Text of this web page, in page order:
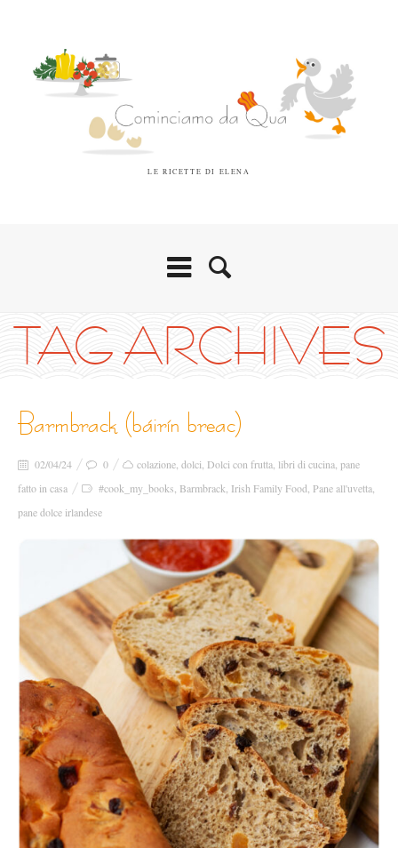
LE RICETTE DI ELENA
TAG ARCHIVES
barmbrack (báirín breac)
02/04/24 0 colazione dolci Dolci con frutta libri di cucina pane
fatto in casa
#cook_my_books Barmbrack Irish Family Food Pane all'uvetta
pane dolce irlandese